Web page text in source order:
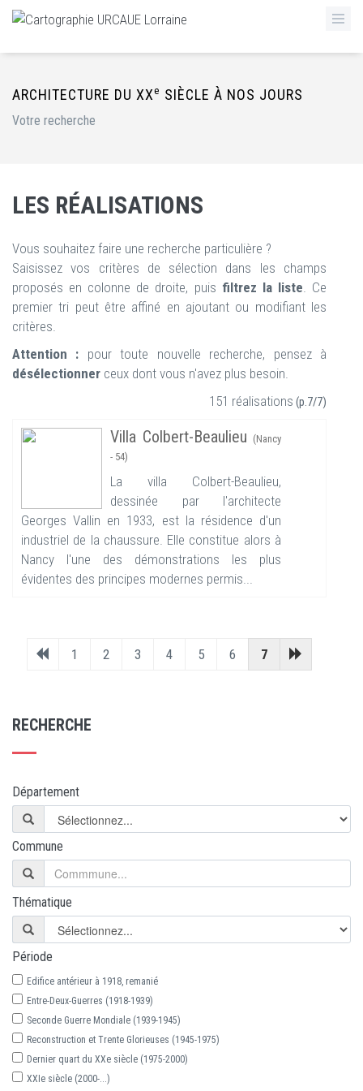
ARCHITECTURE DU XXe SIÈCLE À NOS JOURS
Votre recherche
LES RÉALISATIONS
Vous souhaitez faire une recherche particulière ?
Saisissez vos critères de sélection dans les champs
proposés en colonne de droite, puis filtrez la liste. Ce
premier tri peut être affiné en ajoutant ou modifiant les
critères.
Attention : pour toute nouvelle recherche, pensez à
désélectionner ceux dont vous n'avez plus besoin.
151 réalisations (p.7/7)
Villa Colbert-Beaulieu (Nancy
- 54)
La villa Colbert-Beaulieu,
dessinée par l'architecte
Georges Vallin en 1933, est la résidence d'un
industriel de la chaussure. Elle constitue alors à
Nancy l'une des démonstrations les plus
évidentes des principes modernes permis...
1 2 3 4 5 6 7
RECHERCHE
Département
Commune
Thématique
Période
Edifice antérieur à 1918, remanié
Entre-Deux-Guerres (1918-1939)
Seconde Guerre Mondiale (1939-1945)
Reconstruction et Trente Glorieuses (1945-1975)
Dernier quart du XXe siècle (1975-2000)
XXIe siècle (2000-...)